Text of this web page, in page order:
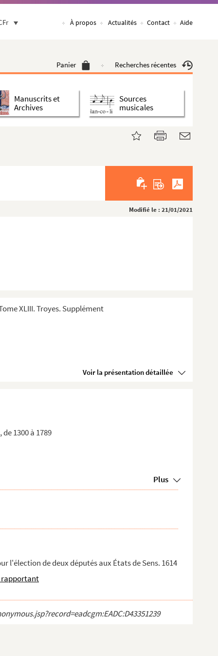
À propos Actualités Contact Aide
Panier Recherches récentes
Manuscrits et
Archives
Sources
musicales
Modifié le : 21/01/2021
XLIII. Troyes. Supplément
Voir la présentation détaillée
1300 à 1789
Plus
l'élection de deux députés aux États de Sens. 1614
rapportant